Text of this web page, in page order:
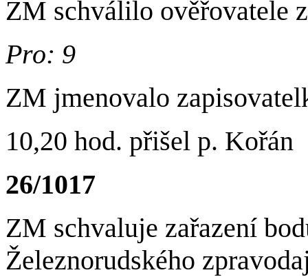
ZM schválilo ověřovatele
Pro: 9
ZM jmenovalo
10,20 hod. přišel p. Kořán
26/1017
ZM schvaluje zařazení
Železnorudského